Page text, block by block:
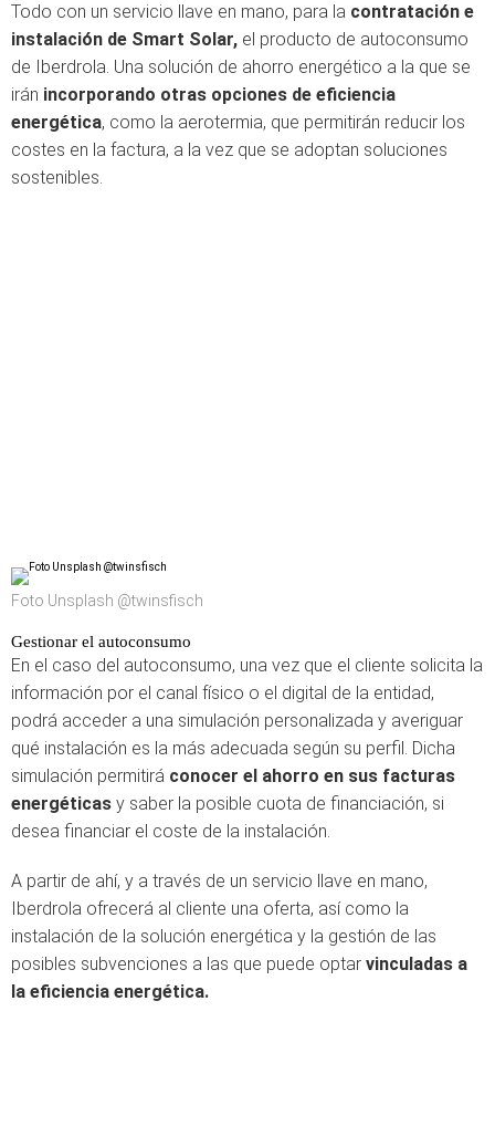
Todo con un servicio llave en mano, para la contratación e
instalación de Smart Solar, el producto de autoconsumo
de Iberdrola. Una solución de ahorro energético a la que se
irán incorporando otras opciones de eficiencia
energética, como la aerotermia, que permitirán reducir los
costes en la factura, a la vez que se adoptan soluciones
sostenibles.
Foto Unsplash @twinsfisch
Gestionar el autoconsumo
En el caso del autoconsumo, una vez que el cliente solicita la
información por el canal físico o el digital de la entidad,
podrá acceder a una simulación personalizada y averiguar
qué instalación es la más adecuada según su perfil. Dicha
simulación permitirá conocer el ahorro en sus facturas
energéticas y saber la posible cuota de financiación, si
desea financiar el coste de la instalación.
A partir de ahí, y a través de un servicio llave en mano,
Iberdrola ofrecerá al cliente una oferta, así como la
instalación de la solución energética y la gestión de las
posibles subvenciones a las que puede optar vinculadas a
la eficiencia energética.